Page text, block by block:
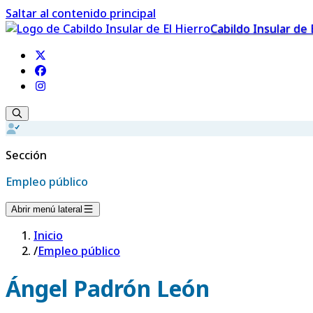
Saltar al contenido principal
Cabildo Insular de
Sección
Empleo público
Abrir menú lateral
Inicio
/Empleo público
Ángel Padrón León